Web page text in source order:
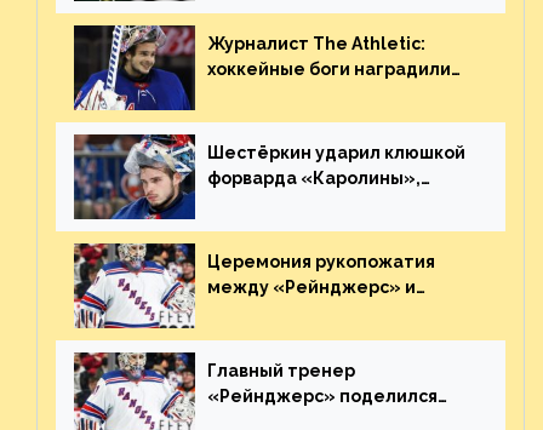
Украине
Журналист The Athletic:
хоккейные боги наградили
великолепную игру
Шестёркин ударил клюшкой
форварда «Каролины»,
пятаке. Видео
Церемония рукопожатия
между «Рейнджерс» и
матча плей-офф. Видео
Главный тренер
«Рейнджерс» поделился